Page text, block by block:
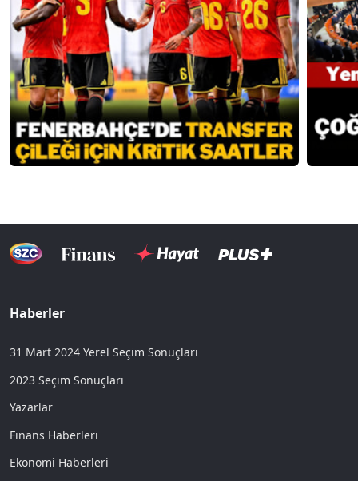
Haberler
31 Mart 2024 Yerel Seçim Sonuçları
2023 Seçim Sonuçları
Yazarlar
Finans Haberleri
Ekonomi Haberleri